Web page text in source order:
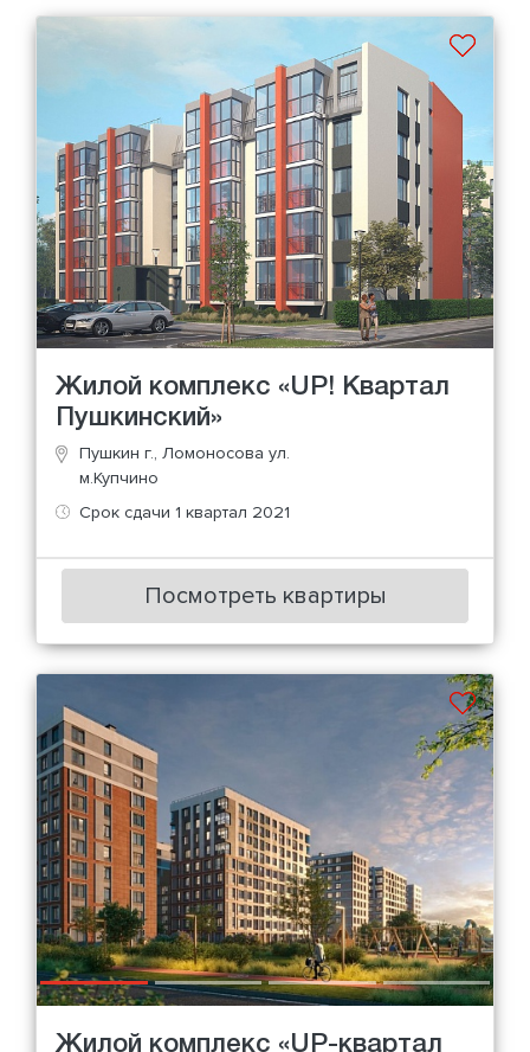
Жилой комплекс «UP! Квартал
Пушкинский»
Пушкин г., Ломоносова ул.
м.Купчино
Срок сдачи 1 квартал 2021
Посмотреть квартиры
Жилой комплекс «UP-квартал